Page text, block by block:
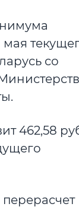
мая
со
462,58
перерасчет